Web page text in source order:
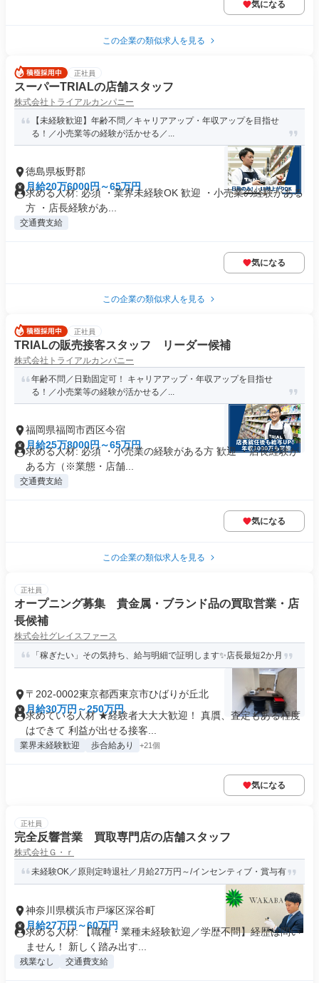
気になる
この企業の類似求人を見る
正社員
スーパーTRIALの店舗スタッフ
株式会社トライアルカンパニー
【未経験歓迎】年齢不問／キャリアアップ・年収アップを目指せ
る！／小売業等の経験が活かせる／...
徳島県板野郡
月給20万6000円～65万円
求める人材: 必須 ・業界未経験OK 歓迎 ・小売業の経験がある
方 ・店長経験があ...
交通費支給
気になる
この企業の類似求人を見る
正社員
TRIALの販売接客スタッフ リーダー候補
株式会社トライアルカンパニー
年齢不問／日勤固定可！ キャリアアップ・年収アップを目指せ
る！／小売業等の経験が活かせる／...
福岡県福岡市西区今宿
月給25万8000円～65万円
求める人材: 必須 ・小売業の経験がある方 歓迎 ・店長経験が
ある方（※業態・店舗...
交通費支給
気になる
この企業の類似求人を見る
正社員
オープニング募集 貴金属・ブランド品の買取営業・店
長候補
株式会社グレイスファース
「稼ぎたい」その気持ち、給与明細で証明します✨店長最短2か月
〒202-0002東京都西東京市ひばりが丘北
月給30万円～250万円
求めている人材 ★経験者大大大歓迎！ 真贋、査定もある程度
はできて 利益が出せる接客...
業界未経験歓迎 歩合給あり +21個
気になる
正社員
完全反響営業 買取専門店の店舗スタッフ
株式会社Ｇ・ｒ
未経験OK／原則定時退社／月給27万円～/インセンティブ・賞与有
神奈川県横浜市戸塚区深谷町
月給27万円～60万円
求める人材: 【職種・業種未経験歓迎／学歴不問】経歴は問い
ません！ 新しく踏み出す...
残業なし 交通費支給